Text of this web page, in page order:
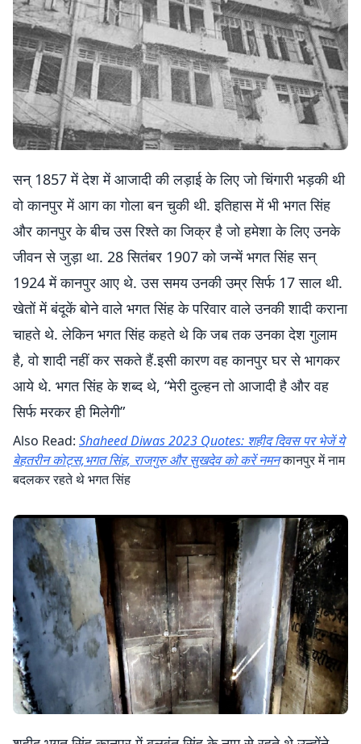
सन् 1857 में देश में आजादी की लड़ाई के लिए जो चिंगारी भड़की थी
वो कानपुर में आग का गोला बन चुकी थी. इतिहास में भी भगत सिंह
और कानपुर के बीच उस रिश्‍ते का जिक्र है जो हमेशा के लिए उनके
जीवन से जुड़ा था. 28 सितंबर 1907 को जन्‍में भगत सिंह सन्
1924 में कानपुर आए थे. उस समय उनकी उम्र सिर्फ 17 साल थी.
खेतों में बंदूकें बोने वाले भगत सिंह के परिवार वाले उनकी शादी कराना
चाहते थे. लेकिन भगत सिंह कहते थे कि जब तक उनका देश गुलाम
है, वो शादी नहीं कर सकते हैं.इसी कारण वह कानपुर घर से भागकर
आये थे. भगत सिंह के शब्‍द थे, “मेरी दुल्‍हन तो आजादी है और वह
सिर्फ मरकर ही मिलेगी”
Also Read: Shaheed Diwas 2023 Quotes: शहीद दिवस पर भेजें ये
बेहतरीन कोट्स,भगत सिंह, राजगुरु और सुखदेव को करें नमनकानपुर में नाम
बदलकर रहते थे भगत सिंह